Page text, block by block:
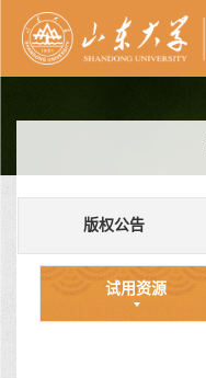
版权公告
试用资源